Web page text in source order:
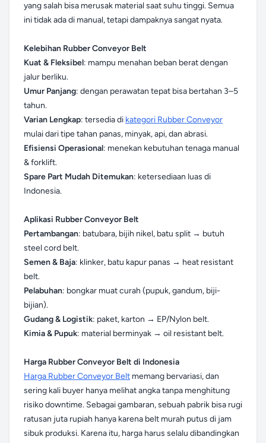
yang salah bisa merusak material saat suhu tinggi. Semua
ini tidak ada di manual, tetapi dampaknya sangat nyata.
Kelebihan Rubber Conveyor Belt
Kuat & Fleksibel: mampu menahan beban berat dengan
jalur berliku.
Umur Panjang: dengan perawatan tepat bisa bertahan 3–5
tahun.
Varian Lengkap: tersedia di kategori Rubber Conveyor
mulai dari tipe tahan panas, minyak, api, dan abrasi.
Efisiensi Operasional: menekan kebutuhan tenaga manual
& forklift.
Spare Part Mudah Ditemukan: ketersediaan luas di
Indonesia.
Aplikasi Rubber Conveyor Belt
Pertambangan: batubara, bijih nikel, batu split → butuh
steel cord belt.
Semen & Baja: klinker, batu kapur panas → heat resistant
belt.
Pelabuhan: bongkar muat curah (pupuk, gandum, biji-
bijian).
Gudang & Logistik: paket, karton → EP/Nylon belt.
Kimia & Pupuk: material berminyak → oil resistant belt.
Harga Rubber Conveyor Belt di Indonesia
Harga Rubber Conveyor Belt memang bervariasi, dan
sering kali buyer hanya melihat angka tanpa menghitung
risiko downtime. Sebagai gambaran, sebuah pabrik bisa rugi
ratusan juta rupiah hanya karena belt murah putus di jam
sibuk produksi. Karena itu, harga harus selalu dibandingkan